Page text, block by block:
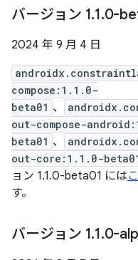
バージョン 1.1.0-
2024 年 9 月 4 日
compose:1.1.0-
beta01 、
out-compose-
beta01 、
out-core:1.1.0-
ョン 1.1.0-beta01 には
す。
バージョン 1.1.0-